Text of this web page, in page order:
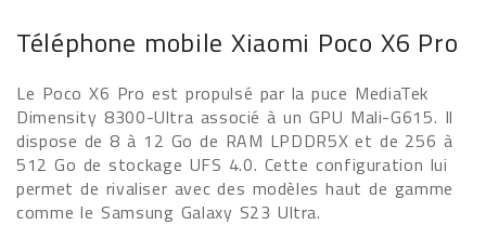
Téléphone mobile Xiaomi Poco X6 Pro
Le Poco X6 Pro est propulsé par la puce MediaTek
Dimensity 8300-Ultra associé à un GPU Mali-G615. Il
dispose de 8 à 12 Go de RAM LPDDR5X et de 256 à
512 Go de stockage UFS 4.0. Cette configuration lui
permet de rivaliser avec des modèles haut de gamme
comme le Samsung Galaxy S23 Ultra.